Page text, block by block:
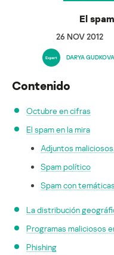
El
26 NOV 2012
DARYA GUDKOVA
Contenido
Octubre en cifras
El spam en la mira
Adjuntos
Spam político
Spam con
La distribución
Programas maliciosos
Phishing